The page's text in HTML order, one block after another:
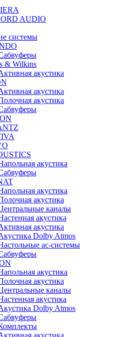
AUDIO
системы
& Wilkins
акустика
акустика
акустика
акустика
акустика
акустика
каналы
акустика
акустика
Dolby Atmos
ас-системы
акустика
акустика
каналы
акустика
Dolby Atmos
акустика